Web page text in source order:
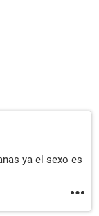
ya el sexo es